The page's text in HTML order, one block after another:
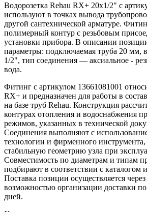
Водорозетка Rehau RX+ 20x1/2" с
используют в точках вывода
другой сантехнической арматуре.
полимерный контур с резьбовым
установки прибора. В описании
параметры: подключаемая труба 20 мм,
1/2", тип соединения — аксиальное -
вода.
Фитинг с артикулом 13661081001
RX+ и предназначен для работы в
на базе труб Rehau. Конструкция
контурах отопления и водоснабжения
режимов, указанных в технической
Соединения выполняют с
технологии и фирменного инструмента,
стабильную геометрию узла при
Совместимость по диаметрам и типам
подбирают в соответствии с каталогом
Поставка позиции осуществляется
возможностью организации доставки
дней.